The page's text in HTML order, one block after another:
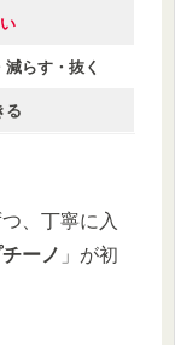
らす・抜く
る
、丁寧に入
ーノ 」が初